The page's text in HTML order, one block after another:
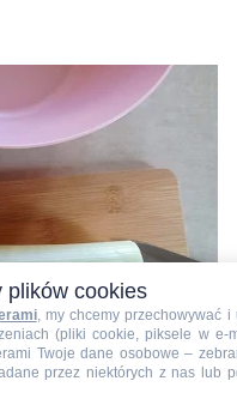
plików cookies
, my chcemy przechowywać
(pliki cookie, piksele w e-
Twoje dane osobowe –
przez niektórych z nas lub